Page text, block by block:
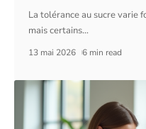
La tolérance au sucre varie
mais certains…
13 mai 2026 6 min read